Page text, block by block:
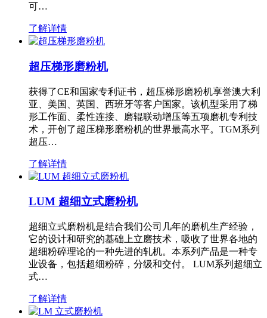
可…
了解详情
超压梯形磨粉机
获得了CE和国家专利证书，超压梯形磨粉机享誉澳大利
亚、美国、英国、西班牙等客户国家。该机型采用了梯
形工作面、柔性连接、磨辊联动增压等五项磨机专利技
术，开创了超压梯形磨粉机的世界最高水平。TGM系列
超压…
了解详情
LUM 超细立式磨粉机
超细立式磨粉机是结合我们公司几年的磨机生产经验，
它的设计和研究的基础上立磨技术，吸收了世界各地的
超细粉碎理论的一种先进的轧机。本系列产品是一种专
业设备，包括超细粉碎，分级和交付。 LUM系列超细立
式…
了解详情